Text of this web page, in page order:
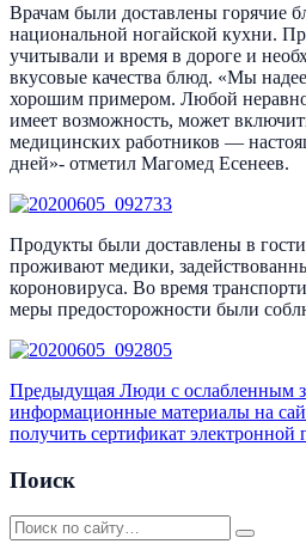
Врачам были доставлены горячие
национальной ногайской кухни.
учитывали и время в дороге и
вкусовые качества блюд. «Мы
хорошим примером. Любой
имеет возможность, может
медицинских работников —
дней»- отметил Магомед Есенеев.
Продукты были доставлены в
проживают медики,
короновируса. Во время
меры предосторожности были
Предыдущая Люди с ослабленным
информационные материалы на
получить сертификат электронной
Поиск